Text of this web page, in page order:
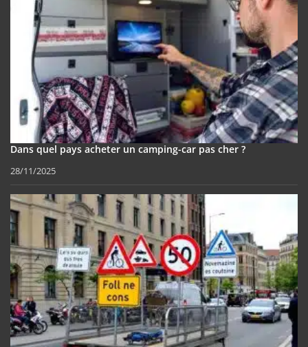
Dans quel pays acheter un camping-car pas cher ?
28/11/2025